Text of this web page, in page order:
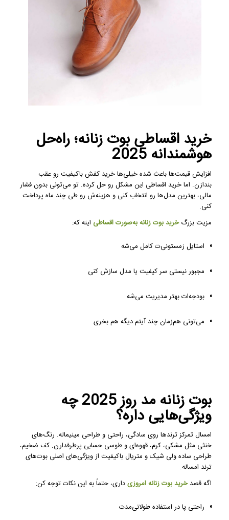
خرید اقساطی بوت زنانه؛ راه‌حل
هوشمندانه 2025
افزایش قیمت‌ها باعث شده خیلی‌ها خرید کفش باکیفیت رو عقب
بندازن. اما خرید اقساطی این مشکل رو حل کرده. تو می‌تونی بدون فشار
مالی، بهترین مدل‌ها رو انتخاب کنی و هزینه‌ش رو طی چند ماه پرداخت
کنی.
مزیت بزرگخرید بوت زنانه به‌صورت اقساطی اینه که:
استایل زمستونی‌ت کامل می‌شه
مجبور نیستی سر کیفیت یا مدل سازش کنی
بودجه‌ات بهتر مدیریت می‌شه
می‌تونی هم‌زمان چند آیتم دیگه هم بخری
بوت زنانه مد روز 2025 چه
ویژگی‌هایی داره؟
امسال تمرکز ترندها روی سادگی، راحتی و طراحی مینیماله. رنگ‌های
خنثی مثل مشکی، کرم، قهوه‌ای و طوسی حسابی پرطرفدارن. کف ضخیم،
طراحی ساده ولی شیک و متریال باکیفیت از ویژگی‌های اصلی بوت‌های
ترند امساله.
اگه قصدخرید بوت زنانه امروزیداری، حتماً به این نکات توجه کن:
راحتی پا در استفاده طولانی‌مدت